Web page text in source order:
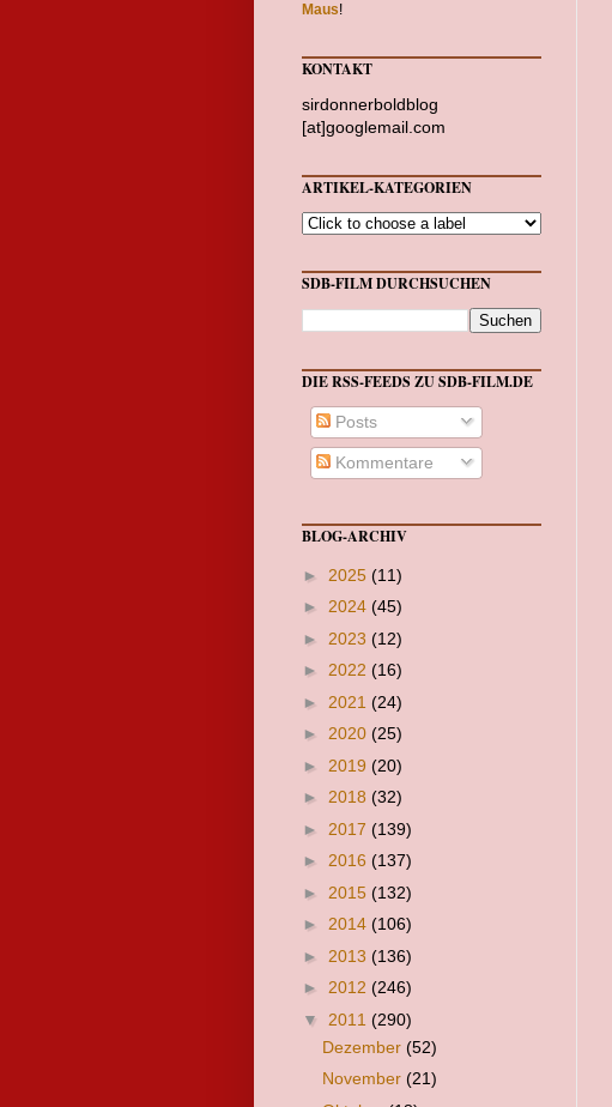
Maus!
KONTAKT
sirdonnerboldblog
[at]googlemail.com
ARTIKEL-KATEGORIEN
SDB-FILM DURCHSUCHEN
DIE RSS-FEEDS ZU SDB-FILM.DE
Posts
Kommentare
BLOG-ARCHIV
► 2025 (11)
► 2024 (45)
► 2023 (12)
► 2022 (16)
► 2021 (24)
► 2020 (25)
► 2019 (20)
► 2018 (32)
► 2017 (139)
► 2016 (137)
► 2015 (132)
► 2014 (106)
► 2013 (136)
► 2012 (246)
▼ 2011 (290)
Dezember (52)
November (21)